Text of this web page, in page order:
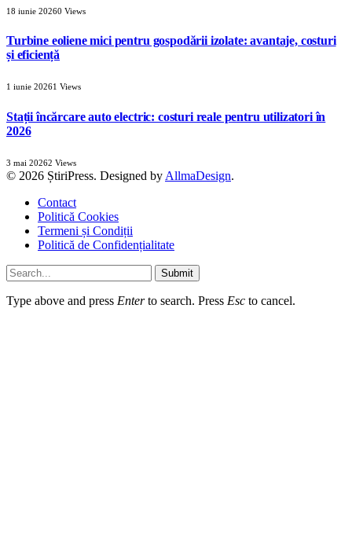
18 iunie 20260 Views
Turbine eoliene mici pentru gospodării izolate: avantaje, costuri
și eficiență
1 iunie 20261 Views
Stații încărcare auto electric: costuri reale pentru utilizatori în
2026
3 mai 20262 Views
© 2026 ȘtiriPress. Designed by AllmaDesign.
Contact
Politică Cookies
Termeni și Condiții
Politică de Confidențialitate
Submit
Type above and press Enterto search. Press Esc to cancel.